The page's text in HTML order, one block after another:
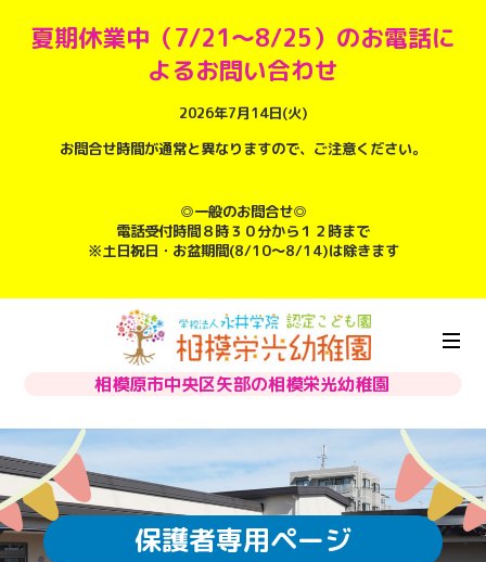
夏期休業中（7/21～8/25）のお電話に
よるお問い合わせ
2026年7月14日(火)
お問合せ時間が通常と異なりますので、ご注意ください。
◎一般のお問合せ◎
電話受付時間８時３０分から１２時まで
※土日祝日・お盆期間(8/10～8/14)は除きます
相模原市中央区矢部の相模栄光幼稚園
保護者専用ページ